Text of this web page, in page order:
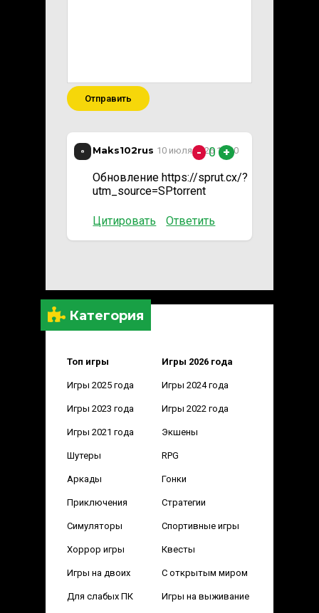
Категория
Топ игры Игры 2026 года
Игры 2025 года Игры 2024 года
Игры 2023 года Игры 2022 года
Игры 2021 года Экшены
Шутеры RPG
Аркады Гонки
Приключения Стратегии
Симуляторы Спортивные игры
Хоррор игры Квесты
Игры на двоих С открытым миром
Для слабых ПК Игры на выживание
Отправить
Maks102rus 10 июля 2026 13:20
Обновление https://sprut.cx/?
utm_source=SPtorrent
Цитировать Ответить
- 0 +